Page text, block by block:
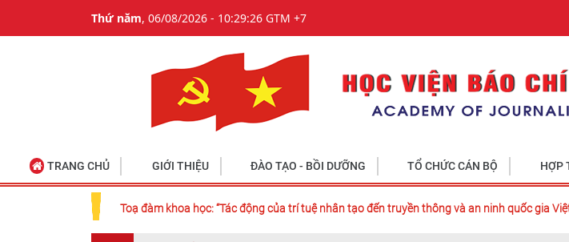
Thứ năm, 06/08/2026 - 10:29:27 GTM +7
TRANG CHỦ GIỚI THIỆU ĐÀO TẠO - BỒI DƯỠNG TỔ CHỨC CÁN BỘ HỢP
Toạ đàm khoa học: “Tác động của trí tuệ nhân tạo đến truyền thông và an ninh quốc gia